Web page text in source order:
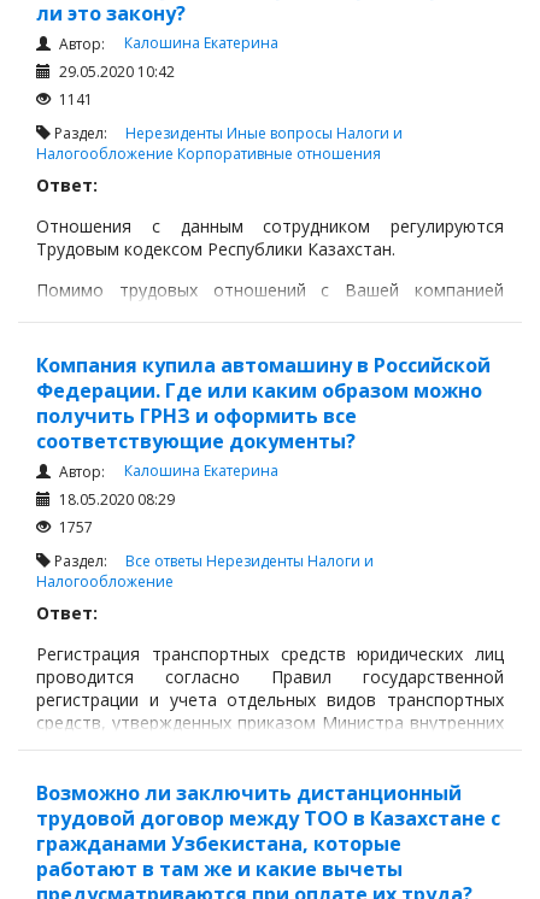
ли это закону?
Автор:
Калошина Екатерина
29.05.2020 10:42
1141
Раздел: Нерезиденты Иные вопросы Налоги и
Налогообложение Корпоративные отношения
Ответ:
Отношения с данным сотрудником регулируются
Трудовым кодексом Республики Казахстан.
Помимо трудовых отношений с Вашей компанией
законодательством страны, где они осуществляются.
Возможно, данный сотрудник даже является
учредителем данной компании.
Компания купила автомашину в Российской
Федерации. Где или каким образом можно
получить ГРНЗ и оформить все
соответствующие документы?
Автор:
Калошина Екатерина
18.05.2020 08:29
1757
Раздел: Все ответы Нерезиденты Налоги и
Налогообложение
Ответ:
Регистрация транспортных средств юридических лиц
проводится согласно Правил государственной
регистрации и учета отдельных видов транспортных
средств, утвержденных приказом Министра внутренних
дел Республики Казахстан от 26 февраля 2010 года №
Возможно ли заключить дистанционный
трудовой договор между ТОО в Казахстане с
гражданами Узбекистана, которые
работают в там же и какие вычеты